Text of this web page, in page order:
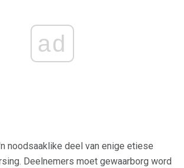
ad
noodsaaklike deel van enige etiese
Deelnemers moet gewaarborg word